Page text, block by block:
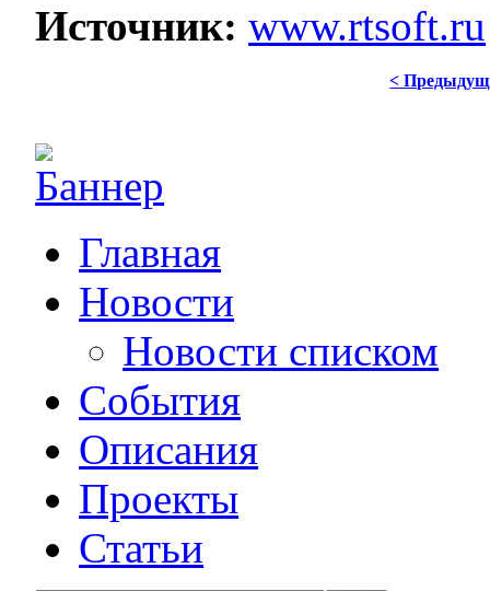
Источник: www.rtsoft.ru
<
Главная
Новости
Новости списком
События
Описания
Проекты
Статьи